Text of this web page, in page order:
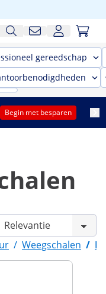
gereedschap
Begin met besparen
/ Weegschalen /